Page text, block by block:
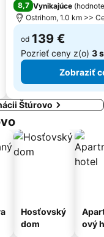
Margitinom ostrove
bašta
8,7 Vynikajúce (
Ostrihom, 1.0 km >>
od 139 €
Pozrieť ceny z(o) 3
Zobraziť
Štúrovo
Hosťovský
dom
ový